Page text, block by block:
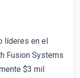
líderes en el
Fusion Systems
$3 mil